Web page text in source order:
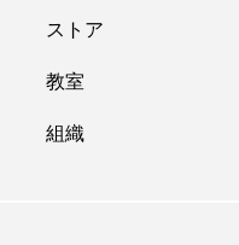
ポイ
ストア
教室
組織